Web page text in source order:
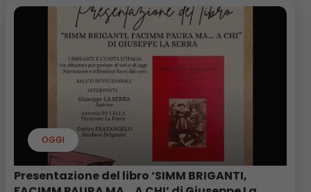
OGGI
Presentazione del libro ‘SIMM BRIGANTI,